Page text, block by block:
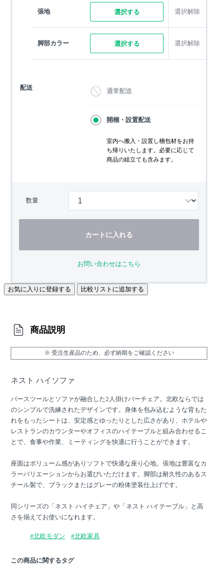
張地 選択する 選択解除
脚部カラー 選択する 選択解除
配送 通常配送
開梱・設置配送
室内へ搬入・設置し梱包材をお持
ち帰りいたします。必要に応じて
商品の組立ても含みます。
数量
カートに入れる
お問い合わせはこちら
お気に入りに登録する 比較リストに追加する
商品説明
※ 受注生産品のため、必ず納期をご確認ください
ネスト ハイソファ
バースツールとソファが融合した2人掛けバーチェア。北欧ならでは
のシンプルで洗練されたデザインです。身体を包み込むような背もた
れをもったシートは、安定感とゆったりとした広さがあり、ホテルや
レストランのカウンターやオフィスのハイテーブルと組み合わせるこ
とで、食事や作業、ミーティングを快適に行うことができます。
座面はボリューム感がありソフトで快適な座り心地。張地は豊富なカ
ラーバリエーションからお選びいただけます。脚部は耐久性のあるス
チール製で、ブラックまたはグレーの粉体塗装仕上げです。
同シリーズの「ネスト ハイチェア」や「ネスト ハイテーブル」と高
さを揃えてお使いになれます。
#北欧モダン #北欧家具
この商品に関するタグ